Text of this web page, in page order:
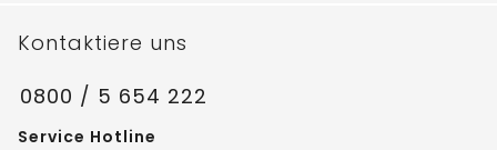
Kontaktiere uns
0800 / 5 654 222
Service Hotline